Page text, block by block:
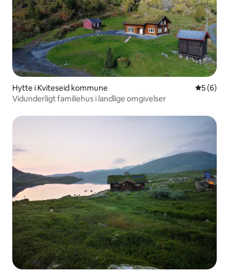
Hytte i Kviteseid kommune 5 ud af 5
5 (6)
Vidunderligt familiehus i landlige omgivelser